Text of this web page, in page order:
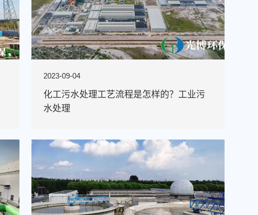
2023-09-04
化工污水处理工艺流程是怎样的？工业污
水处理